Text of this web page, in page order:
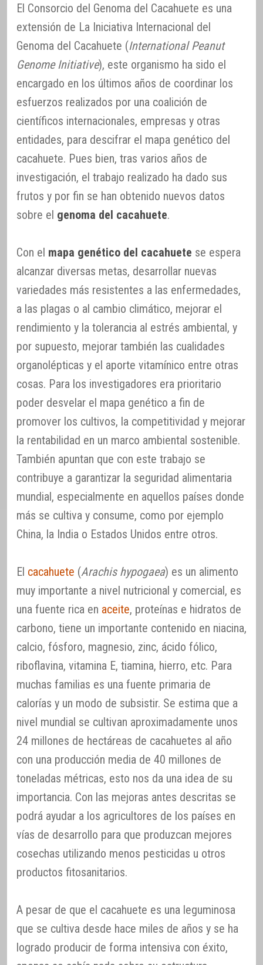
El Consorcio del Genoma del Cacahuete es una
extensión de La Iniciativa Internacional del
Genoma del Cacahuete (International Peanut
Genome Initiative), este organismo ha sido el
encargado en los últimos años de coordinar los
esfuerzos realizados por una coalición de
científicos internacionales, empresas y otras
entidades, para descifrar el mapa genético del
cacahuete. Pues bien, tras varios años de
investigación, el trabajo realizado ha dado sus
frutos y por fin se han obtenido nuevos datos
sobre el genoma del cacahuete.
Con el mapa genético del cacahuete se espera
alcanzar diversas metas, desarrollar nuevas
variedades más resistentes a las enfermedades,
a las plagas o al cambio climático, mejorar el
rendimiento y la tolerancia al estrés ambiental, y
por supuesto, mejorar también las cualidades
organolépticas y el aporte vitamínico entre otras
cosas. Para los investigadores era prioritario
poder desvelar el mapa genético a fin de
promover los cultivos, la competitividad y mejorar
la rentabilidad en un marco ambiental sostenible.
También apuntan que con este trabajo se
contribuye a garantizar la seguridad alimentaria
mundial, especialmente en aquellos países donde
más se cultiva y consume, como por ejemplo
China, la India o Estados Unidos entre otros.
El cacahuete (Arachis hypogaea) es un alimento
muy importante a nivel nutricional y comercial, es
una fuente rica en aceite, proteínas e hidratos de
carbono, tiene un importante contenido en niacina,
calcio, fósforo, magnesio, zinc, ácido fólico,
riboflavina, vitamina E, tiamina, hierro, etc. Para
muchas familias es una fuente primaria de
calorías y un modo de subsistir. Se estima que a
nivel mundial se cultivan aproximadamente unos
24 millones de hectáreas de cacahuetes al año
con una producción media de 40 millones de
toneladas métricas, esto nos da una idea de su
importancia. Con las mejoras antes descritas se
podrá ayudar a los agricultores de los países en
vías de desarrollo para que produzcan mejores
cosechas utilizando menos pesticidas u otros
productos fitosanitarios.
A pesar de que el cacahuete es una leguminosa
que se cultiva desde hace miles de años y se ha
logrado producir de forma intensiva con éxito,